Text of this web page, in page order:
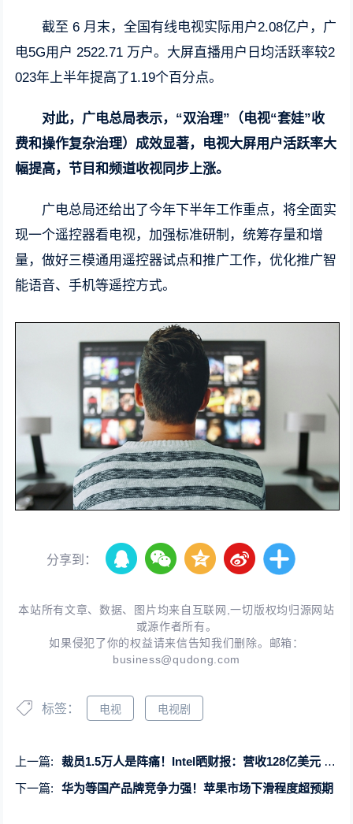
截至 6 月末，全国有线电视实际用户2.08亿户，广
电5G用户 2522.71 万户。大屏直播用户日均活跃率较2
023年上半年提高了1.19个百分点。
对此，广电总局表示，“双治理”（电视“套娃”收
费和操作复杂治理）成效显著，电视大屏用户活跃率大
幅提高，节目和频道收视同步上涨。
广电总局还给出了今年下半年工作重点，将全面实
现一个遥控器看电视，加强标准研制，统筹存量和增
量，做好三模通用遥控器试点和推广工作，优化推广智
能语音、手机等遥控方式。
分享到：
本站所有文章、数据、图片均来自互联网,一切版权均归源网站
或源作者所有。
如果侵犯了你的权益请来信告知我们删除。邮箱：
business@qudong.com
标签： 电视 电视剧
上一篇:
裁员1.5万人是阵痛！Intel晒财报：营收128亿美元 同比转盈为亏
下一篇:
华为等国产品牌竞争力强！苹果市场下滑程度超预期